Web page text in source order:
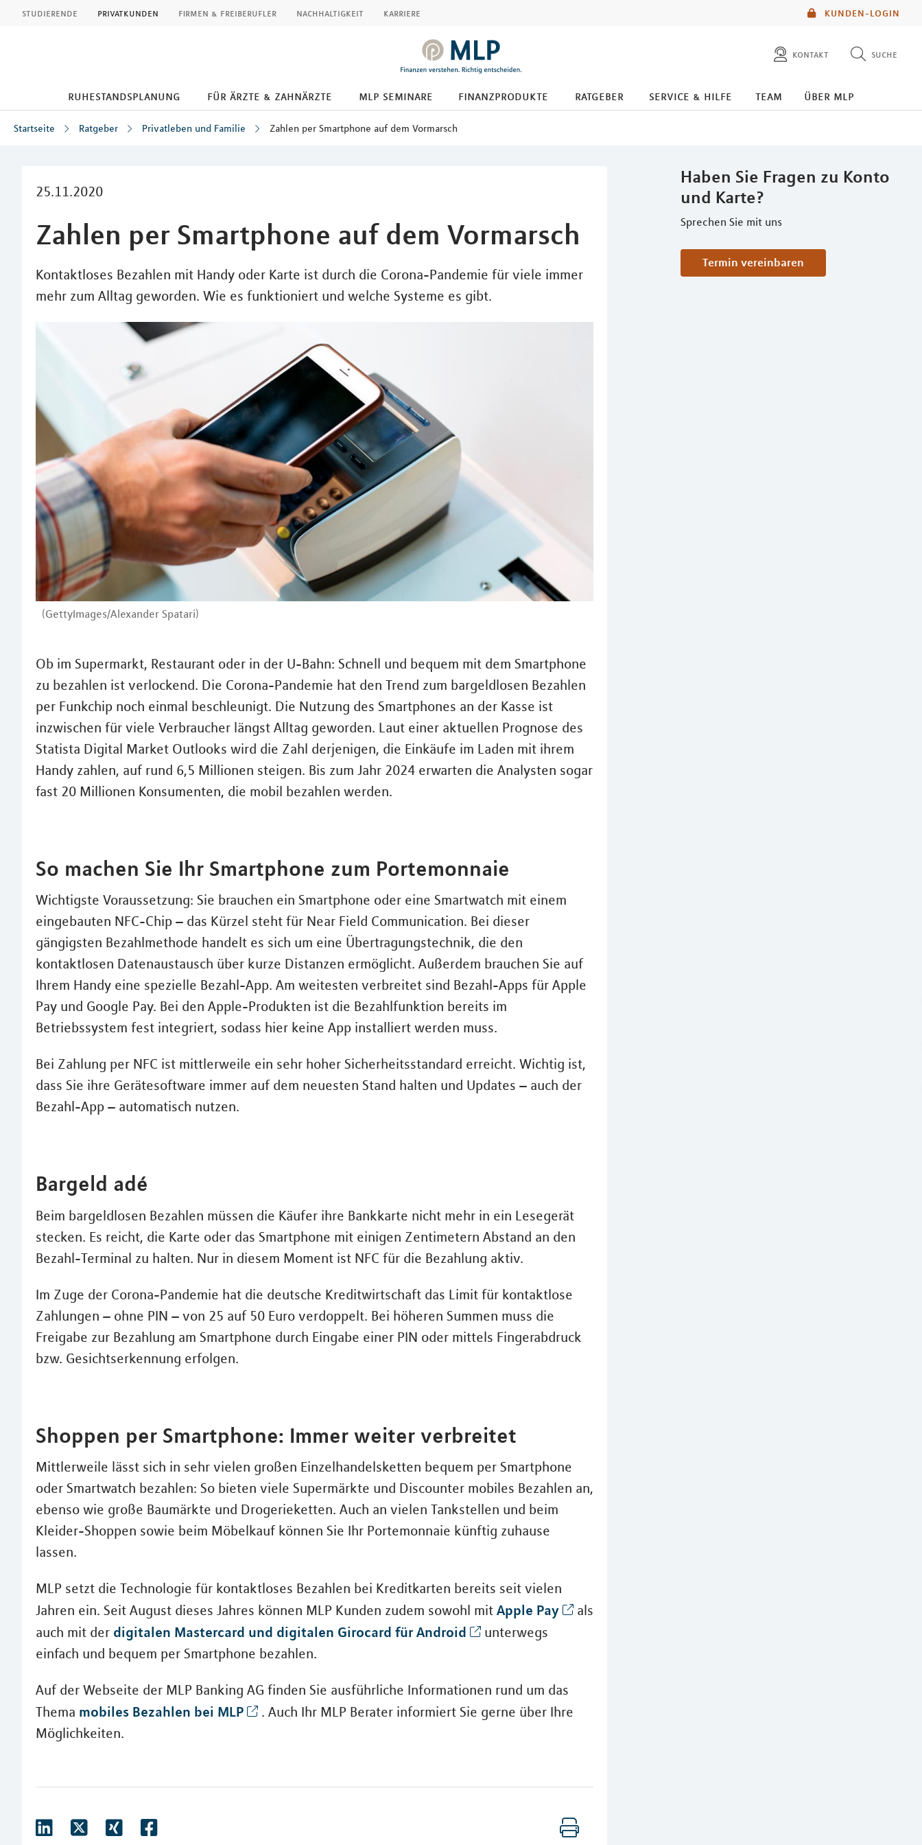
KUNDEN-LOGIN
studierende privatkunden firmen & freiberufler nachhaltigkeit karriere
kontakt suche
diese website durchsuchen
ruhestandsplanung für ärzte & zahnärzte mlp seminare finanzprodukte ratgeber service & hilfe team über mlp
Startseite Ratgeber Privatleben und Familie Zahlen per Smartphone auf dem Vormarsch
25.11.2020
Zahlen per Smartphone auf dem Vormarsch
Kontaktloses Bezahlen mit Handy oder Karte ist durch die Corona-Pandemie für viele immer
mehr zum Alltag geworden. Wie es funktioniert und welche Systeme es gibt.
(GettyImages/Alexander Spatari)
Haben Sie Fragen zu Konto
und Karte?
Sprechen Sie mit uns
Termin vereinbaren
Ob im Supermarkt, Restaurant oder in der U-Bahn: Schnell und bequem mit dem Smartphone
zu bezahlen ist verlockend. Die Corona-Pandemie hat den Trend zum bargeldlosen Bezahlen
per Funkchip noch einmal beschleunigt. Die Nutzung des Smartphones an der Kasse ist
inzwischen für viele Verbraucher längst Alltag geworden. Laut einer aktuellen Prognose des
Statista Digital Market Outlooks wird die Zahl derjenigen, die Einkäufe im Laden mit ihrem
Handy zahlen, auf rund 6,5 Millionen steigen. Bis zum Jahr 2024 erwarten die Analysten sogar
fast 20 Millionen Konsumenten, die mobil bezahlen werden.
So machen Sie Ihr Smartphone zum Portemonnaie
Wichtigste Voraussetzung: Sie brauchen ein Smartphone oder eine Smartwatch mit einem
eingebauten NFC-Chip – das Kürzel steht für Near Field Communication. Bei dieser
gängigsten Bezahlmethode handelt es sich um eine Übertragungstechnik, die den
kontaktlosen Datenaustausch über kurze Distanzen ermöglicht. Außerdem brauchen Sie auf
Ihrem Handy eine spezielle Bezahl-App. Am weitesten verbreitet sind Bezahl-Apps für Apple
Pay und Google Pay. Bei den Apple-Produkten ist die Bezahlfunktion bereits im
Betriebssystem fest integriert, sodass hier keine App installiert werden muss.
Bei Zahlung per NFC ist mittlerweile ein sehr hoher Sicherheitsstandard erreicht. Wichtig ist,
dass Sie ihre Gerätesoftware immer auf dem neuesten Stand halten und Updates – auch der
Bezahl-App – automatisch nutzen.
Bargeld adé
Beim bargeldlosen Bezahlen müssen die Käufer ihre Bankkarte nicht mehr in ein Lesegerät
stecken. Es reicht, die Karte oder das Smartphone mit einigen Zentimetern Abstand an den
Bezahl-Terminal zu halten. Nur in diesem Moment ist NFC für die Bezahlung aktiv.
Im Zuge der Corona-Pandemie hat die deutsche Kreditwirtschaft das Limit für kontaktlose
Zahlungen – ohne PIN – von 25 auf 50 Euro verdoppelt. Bei höheren Summen muss die
Freigabe zur Bezahlung am Smartphone durch Eingabe einer PIN oder mittels Fingerabdruck
bzw. Gesichtserkennung erfolgen.
Shoppen per Smartphone: Immer weiter verbreitet
Mittlerweile lässt sich in sehr vielen großen Einzelhandelsketten bequem per Smartphone
oder Smartwatch bezahlen: So bieten viele Supermärkte und Discounter mobiles Bezahlen an,
ebenso wie große Baumärkte und Drogerieketten. Auch an vielen Tankstellen und beim
Kleider-Shoppen sowie beim Möbelkauf können Sie Ihr Portemonnaie künftig zuhause
lassen.
MLP setzt die Technologie für kontaktloses Bezahlen bei Kreditkarten bereits seit vielen
Jahren ein. Seit August dieses Jahres können MLP Kunden zudem sowohl mit Apple Pay
als
auch mit der digitalen Mastercard und digitalen Girocard für Android
unterwegs
einfach und bequem per Smartphone bezahlen.
Auf der Webseite der MLP Banking AG finden Sie ausführliche Informationen rund um das
Thema mobiles Bezahlen bei MLP
. Auch Ihr MLP Berater informiert Sie gerne über Ihre
Möglichkeiten.